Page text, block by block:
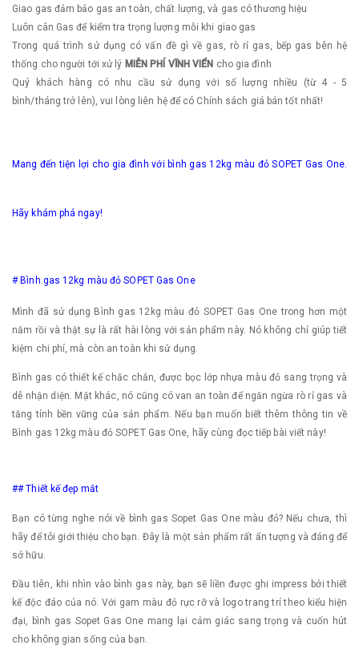
Giao gas đảm bảo gas an toàn, chất lượng, và gas có thương hiệu
Luôn cân Gas để kiểm tra trọng lượng mỗi khi giao gas
Trong quá trình sử dụng có vấn đề gì về gas, rò rỉ gas, bếp gas bên hệ
thống cho người tới xử lý MIỄN PHÍ VĨNH VIỂN cho gia đình
Quý khách hàng có nhu cầu sử dụng với số lượng nhiều (từ 4 - 5
bình/tháng trở lên), vui lòng liên hệ để có Chính sách giá bán tốt nhất!
Mang đến tiện lợi cho gia đình với bình gas 12kg màu đỏ SOPET Gas One.
Hãy khám phá ngay!
# Bình gas 12kg màu đỏ SOPET Gas One
Mình đã sử dụng Bình gas 12kg màu đỏ SOPET Gas One trong hơn một
năm rồi và thật sự là rất hài lòng với sản phẩm này. Nó không chỉ giúp tiết
kiệm chi phí, mà còn an toàn khi sử dụng.
Bình gas có thiết kế chắc chắn, được bọc lớp nhựa màu đỏ sang trọng và
dễ nhận diện. Mặt khác, nó cũng có van an toàn để ngăn ngừa rò rỉ gas và
tăng tính bền vững của sản phẩm. Nếu bạn muốn biết thêm thông tin về
Bình gas 12kg màu đỏ SOPET Gas One, hãy cùng đọc tiếp bài viết này!
## Thiết kế đẹp mắt
Bạn có từng nghe nói về bình gas Sopet Gas One màu đỏ? Nếu chưa, thì
hãy để tôi giới thiệu cho bạn. Đây là một sản phẩm rất ấn tượng và đáng để
sở hữu.
Đầu tiên, khi nhìn vào bình gas này, bạn sẽ liền được ghi impress bởi thiết
kế độc đáo của nó. Với gam màu đỏ rực rỡ và logo trang trí theo kiểu hiện
đại, bình gas Sopet Gas One mang lại cảm giác sang trọng và cuốn hút
cho không gian sống của bạn.